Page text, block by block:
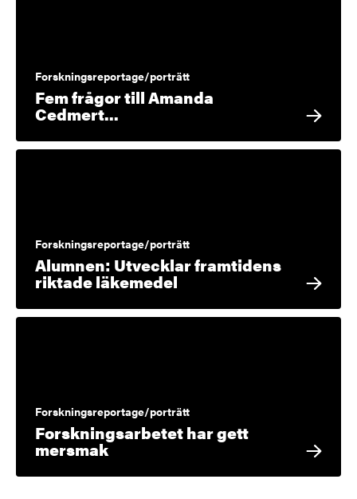
Forskningsreportage/porträtt
Fem frågor till Amanda
Cedmert...
Forskningsreportage/porträtt
Alumnen: Utvecklar framtidens
riktade läkemedel
Forskningsreportage/porträtt
Forskningsarbetet har gett
mersmak